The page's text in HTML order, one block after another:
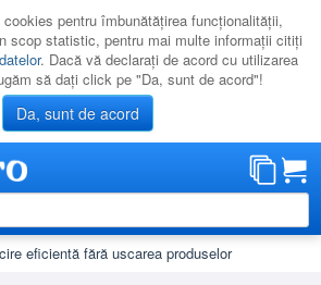
pentru îmbunătăţirea funcţionalităţii,
scop statistic, pentru mai multe informaţii citiţi
. Dacă vă declaraţi de acord cu utilizarea
să daţi click pe "Da, sunt de acord"!
Da, sunt de acord
eficientă fără uscarea produselor